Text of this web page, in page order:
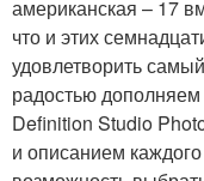
американская – 17
что и этих
удовлетворить
радостью
Definition Studio
и описанием